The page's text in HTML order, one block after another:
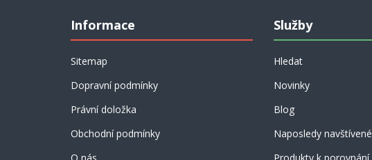
Informace
Sitemap
Dopravní podmínky
Právní doložka
Obchodní podmínky
Služby
Hledat
Novinky
Blog
Naposledy navštívené